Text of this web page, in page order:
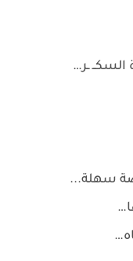
ـر…
سهلة...